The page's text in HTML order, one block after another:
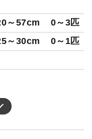
～57cm 0～3匹
～30cm 0～1匹